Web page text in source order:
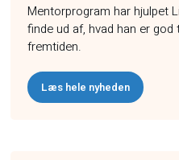
Mentorprogram har hjulpet
finde ud af, hvad han er god
fremtiden.
Læs hele nyheden